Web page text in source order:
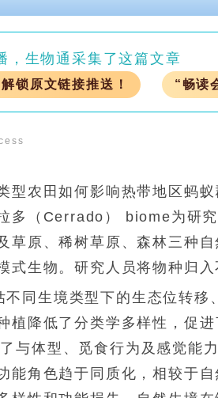
，生物通采集了这篇文章
锁原文链接推送！ “畅读
型农田如何影响热带地区蚂
多（Cerrado） biome为研
草原、稀树草原、森林三种
式生物。研究人员将物种归
不同生境类型下的生态位转
植降低了分类学多样性，促
与体型、觅食行为及感觉能
能角色趋于同质化，相较于